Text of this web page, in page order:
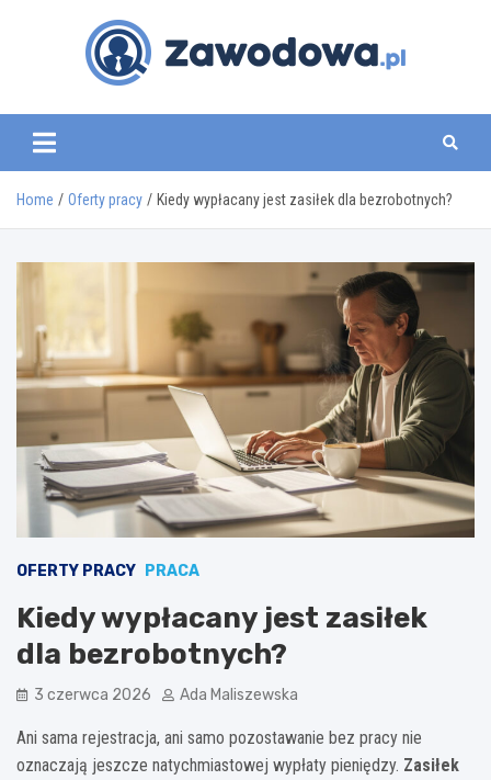
zawodowa.pl
Home Oferty pracy Kiedy wypłacany jest zasiłek dla bezrobotnych?
OFERTY PRACY PRACA
Kiedy wypłacany jest zasiłek
dla bezrobotnych?
3 czerwca 2026 Ada Maliszewska
Ani sama rejestracja, ani samo pozostawanie bez pracy nie
oznaczają jeszcze natychmiastowej wypłaty pieniędzy. Zasiłek